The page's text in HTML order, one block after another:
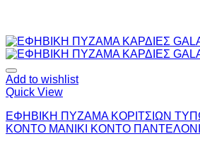
Add to wishlist
Quick View
ΕΦΗΒΙΚΗ ΠΥΖΑΜΑ ΚΟΡΙΤΣΙΩΝ
ΚΟΝΤΟ ΜΑΝΙΚΙ ΚΟΝΤΟ ΠΑΝΤΕΛΟΝΙ